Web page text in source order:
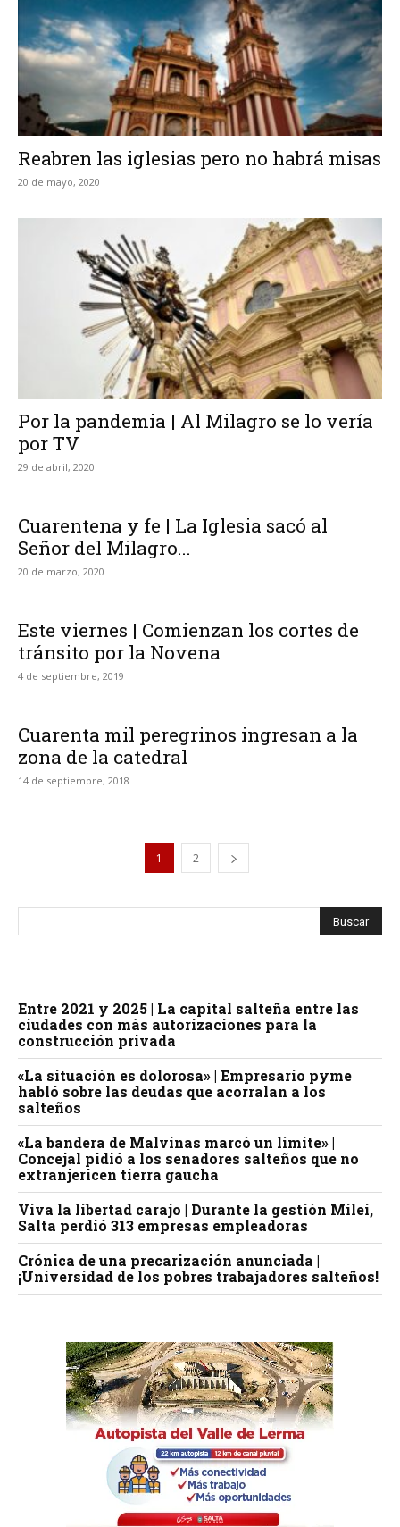
Reabren las iglesias pero no habrá misas
20 de mayo, 2020
Por la pandemia | Al Milagro se lo vería
por TV
29 de abril, 2020
Cuarentena y fe | La Iglesia sacó al
Señor del Milagro...
20 de marzo, 2020
Este viernes | Comienzan los cortes de
tránsito por la Novena
4 de septiembre, 2019
Cuarenta mil peregrinos ingresan a la
zona de la catedral
14 de septiembre, 2018
1 2
Entre 2021 y 2025 | La capital salteña entre las
ciudades con más autorizaciones para la
construcción privada
«La situación es dolorosa» | Empresario pyme
habló sobre las deudas que acorralan a los
salteños
«La bandera de Malvinas marcó un límite» |
Concejal pidió a los senadores salteños que no
extranjericen tierra gaucha
Viva la libertad carajo | Durante la gestión Milei,
Salta perdió 313 empresas empleadoras
Crónica de una precarización anunciada |
¡Universidad de los pobres trabajadores salteños!